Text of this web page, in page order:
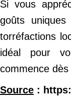
Si vous
goûts
torréfactions
idéal pour
commence
Source :